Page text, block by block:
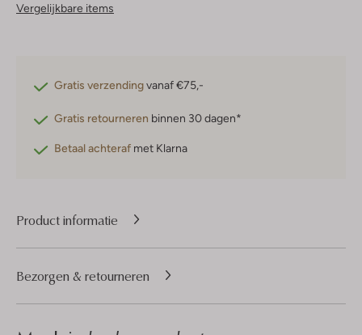
Vergelijkbare items
Gratis verzendingvanaf €75,-
Gratis retourneren binnen 30 dagen*
Betaal achteraf met Klarna
Product informatie
Bezorgen & retourneren